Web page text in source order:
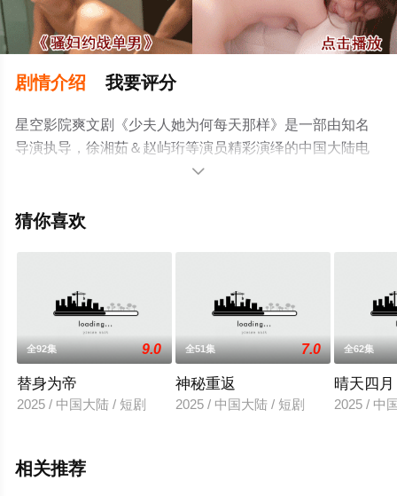
剧情介绍 我要评分
星空影院爽文剧《少夫人她为何每天那样》是一部由知名
导演执导，徐湘茹＆赵屿珩等演员精彩演绎的中国大陆电
视剧，大结局剧情已揭晓（完结），超前点播免费观看高
息可移步至豆瓣电视剧、电视猫或剧情网等平台了解。

猜你喜欢
全92集 9.0
替身为帝
2025 / 中国大陆 / 短剧
全51集 7.0
神秘重返
2025 / 中国大陆 / 短剧
全62集
晴天四月
2025 / 中
相关推荐